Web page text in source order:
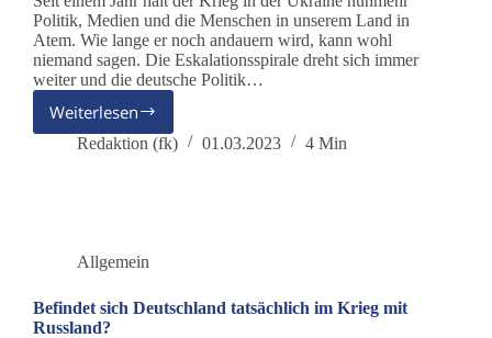
Politik, Medien und die Menschen in unserem Land in
Atem. Wie lange er noch andauern wird, kann wohl
niemand sagen. Die Eskalationsspirale dreht sich immer
weiter und die deutsche Politik…
WeiterlesenBundesweiter
Aktionstag
Redaktion (fk) 01.03.2023 4 Min
Allgemein
Befindet sich Deutschland tatsächlich im Krieg mit
Russland?